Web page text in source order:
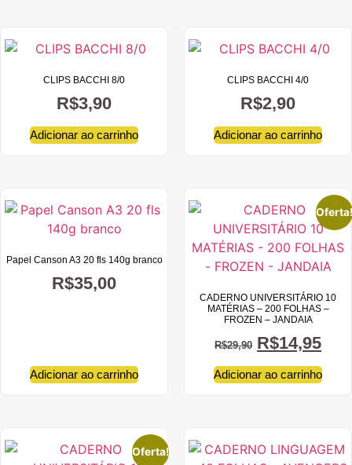
CLIPS BACCHI 8/0
R$3,90
Adicionar ao carrinho
CLIPS BACCHI 4/0
R$2,90
Adicionar ao carrinho
Papel Canson A3 20 fls 140g branco
R$35,00
Adicionar ao carrinho
Oferta!
CADERNO UNIVERSITÁRIO 10
MATÉRIAS – 200 FOLHAS –
FROZEN – JANDAIA
R$29,90 R$14,95
Adicionar ao carrinho
Oferta!